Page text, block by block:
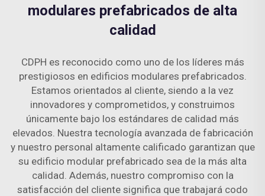
modulares prefabricados de alta
calidad
CDPH es reconocido como uno de los líderes más
prestigiosos en edificios modulares prefabricados.
Estamos orientados al cliente, siendo a la vez
innovadores y comprometidos, y construimos
únicamente bajo los estándares de calidad más
elevados. Nuestra tecnología avanzada de fabricación
y nuestro personal altamente calificado garantizan que
su edificio modular prefabricado sea de la más alta
calidad. Además, nuestro compromiso con la
satisfacción del cliente significa que trabajará codo